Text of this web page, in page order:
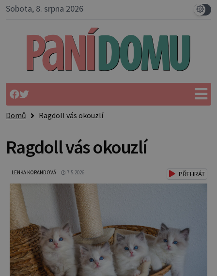
Sobota, 8. srpna 2026
Domů Ragdoll vás okouzlí
Ragdoll vás okouzlí
LENKA KORANDOVÁ 7.5.2026 PŘEHRÁT